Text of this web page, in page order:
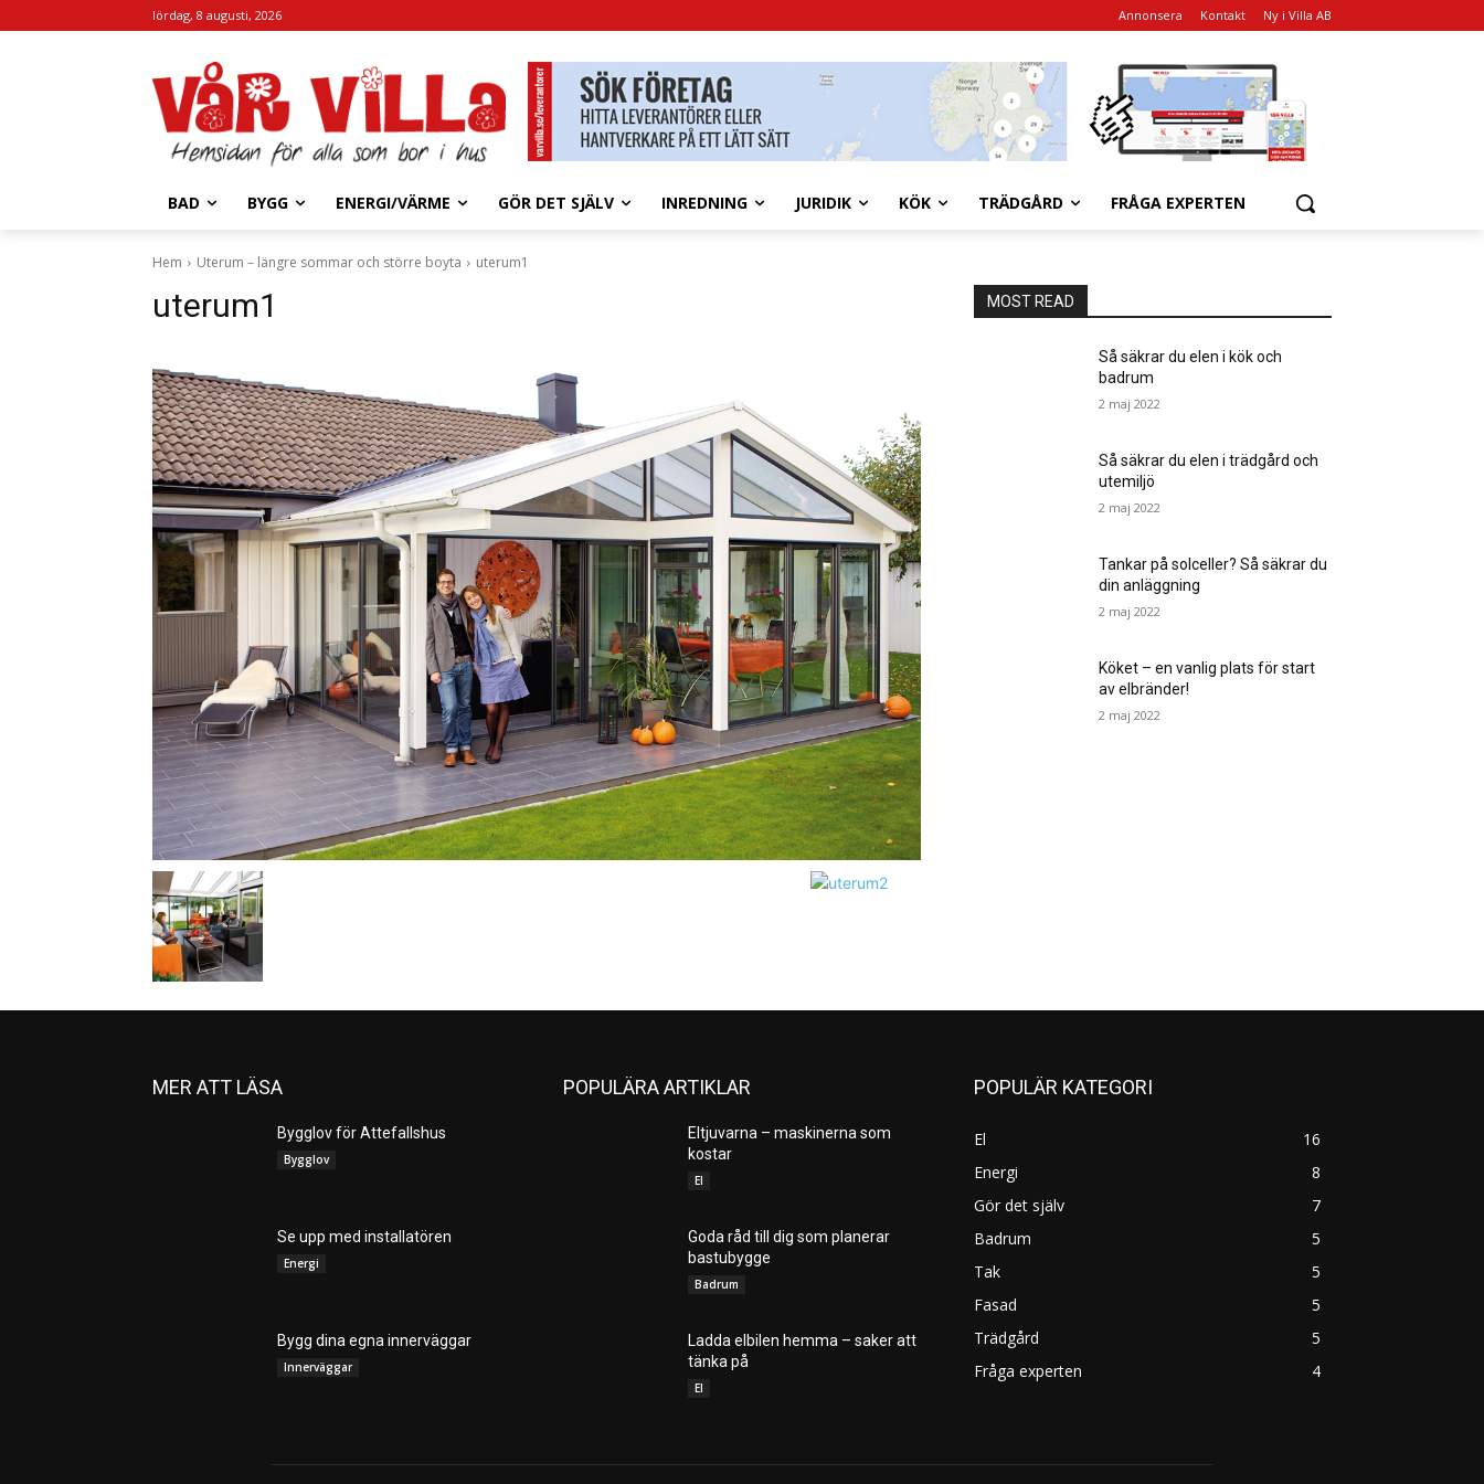
lördag, 8 augusti, 2026 Annonsera Kontakt Ny i Villa AB
BAD BYGG ENERGI/VÄRME GÖR DET SJÄLV INREDNING JURIDIK KÖK TRÄDGÅRD FRÅGA EXPERTEN
Hem Uterum – längre sommar och större boyta uterum1
uterum1 MOST READ
Så säkrar du elen i kök och
badrum
2 maj 2022
Så säkrar du elen i trädgård och
utemiljö
2 maj 2022
Tankar på solceller? Så säkrar du
din anläggning
2 maj 2022
Köket – en vanlig plats för start
av elbränder!
2 maj 2022
MER ATT LÄSA
Bygglov för Attefallshus
Bygglov
Se upp med installatören
Energi
Bygg dina egna innerväggar
Innerväggar
POPULÄRA ARTIKLAR
Eltjuvarna – maskinerna som
kostar
El
Goda råd till dig som planerar
bastubygge
Badrum
Ladda elbilen hemma – saker att
tänka på
El
POPULÄR KATEGORI
El
16
Energi
8
Gör det själv
7
Badrum
5
Tak
5
Fasad
5
Trädgård
5
Fråga experten
4